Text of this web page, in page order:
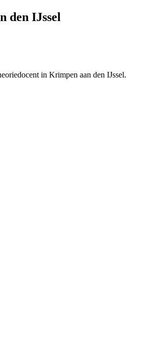
den IJssel
in Krimpen aan den IJssel.